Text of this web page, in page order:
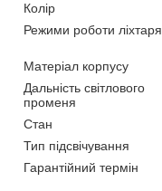
Колір
Режими роботи ліхтаря
Матеріал корпусу
Дальність світлового
променя
Стан
Тип підсвічування
Гарантійний термін